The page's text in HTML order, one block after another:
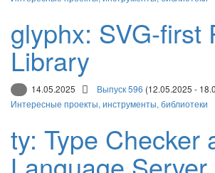
glyphx: SVG-first
Library
14.05.2025 Выпуск 596 (12.05.2025 -
Интересные проекты, инструменты, библиотеки
ty: Type Checker